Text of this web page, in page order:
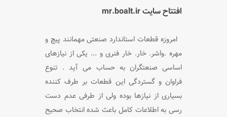
افتتاح سایت mr.boalt.ir
امروزه قطعات استاندارد صنعتی مهمانند پیچ و
مهره .واشر. خار. خار فنری و ... یکی از نیازهای
اساسی صنعتگران به حساب می آید . تنوع
فراوان و گستردگی این قطعات بر طرف کننده
بسیاری از نیازها بوده ولی از طرفی عدم دست
رسی به اطلاعات کامل باعث شده انتخاب صحیح